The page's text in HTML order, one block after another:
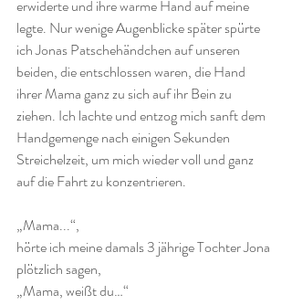
erwiderte und ihre warme Hand auf meine
legte. Nur wenige Augenblicke später spürte
ich Jonas Patschehändchen auf unseren
beiden, die entschlossen waren, die Hand
ihrer Mama ganz zu sich auf ihr Bein zu
ziehen. Ich lachte und entzog mich sanft dem
Handgemenge nach einigen Sekunden
Streichelzeit, um mich wieder voll und ganz
auf die Fahrt zu konzentrieren.
„Mama...“,
hörte ich meine damals 3 jährige Tochter Jona
plötzlich sagen,
„Mama, weißt du…“